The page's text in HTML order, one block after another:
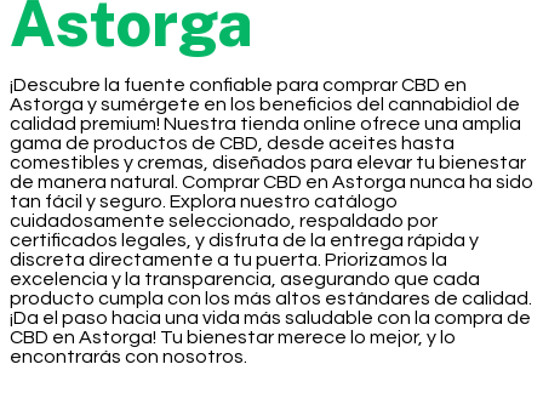
Astorga
¡Descubre la fuente confiable para comprar CBD en
Astorga y sumérgete en los beneficios del cannabidiol de
calidad premium! Nuestra tienda online ofrece una amplia
gama de productos de CBD, desde aceites hasta
comestibles y cremas, diseñados para elevar tu bienestar
de manera natural. Comprar CBD en Astorga nunca ha sido
tan fácil y seguro. Explora nuestro catálogo
cuidadosamente seleccionado, respaldado por
certificados legales, y disfruta de la entrega rápida y
discreta directamente a tu puerta. Priorizamos la
excelencia y la transparencia, asegurando que cada
producto cumpla con los más altos estándares de calidad.
¡Da el paso hacia una vida más saludable con la compra de
CBD en Astorga! Tu bienestar merece lo mejor, y lo
encontrarás con nosotros.